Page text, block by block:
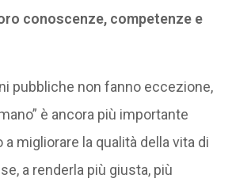
conoscenze, competenze e
pubbliche non fanno eccezione,
è ancora più importante
migliorare la qualità della vita di
a renderla più giusta, più